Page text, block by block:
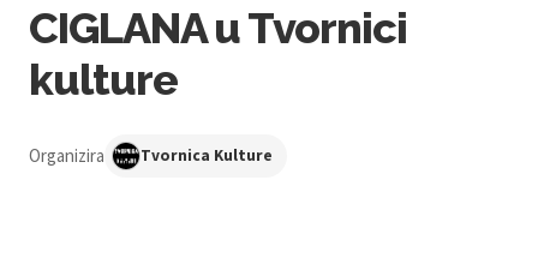
CIGLANA u Tvornici
kulture
Organizira Tvornica Kulture